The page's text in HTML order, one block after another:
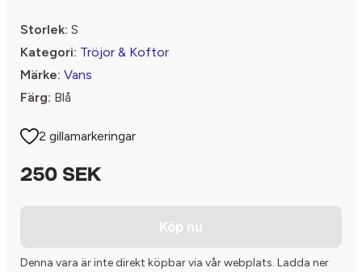
Storlek: S
Kategori: Tröjor & Koftor
Märke: Vans
Färg: Blå
2 gillamarkeringar
250 SEK
Köp nu
Denna vara är inte direkt köpbar via vår webplats. Ladda ner